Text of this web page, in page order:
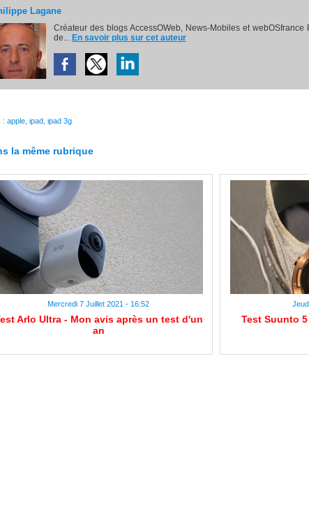
Lagane
Créateur des blogs AccessOWeb, News-Mobiles et
de... En savoir plus sur cet auteur
: apple ipad ipad 3g
la même rubrique
Mercredi 7 Juillet 2021 - 16:52
Arlo Ultra - Mon avis après un test d'un
an
Test Suunto